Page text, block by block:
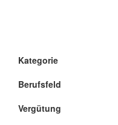
Kategorie
Berufsfeld
Vergütung